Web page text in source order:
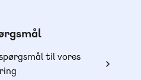
til vores